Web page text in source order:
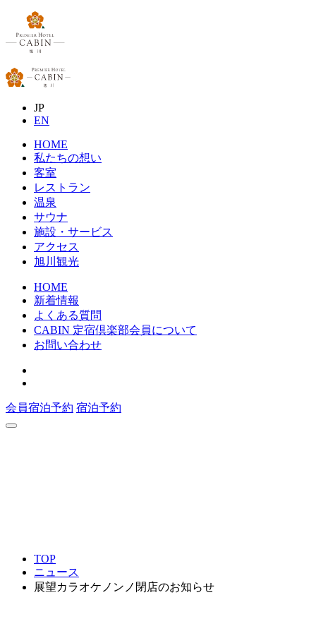
JP
EN
HOME
私たちの想い
客室
レストラン
温泉
サウナ
施設・サービス
アクセス
旭川観光
HOME
新着情報
よくある質問
CABIN 定宿倶楽部会員について
お問い合わせ
会員宿泊予約 宿泊予約
TOP
ニュース
展望カラオケノンノ閉店のお知らせ